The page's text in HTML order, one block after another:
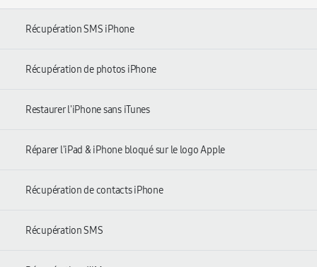
Récupération SMS iPhone
Récupération de photos iPhone
Restaurer l'iPhone sans iTunes
Réparer l'iPad & iPhone bloqué sur le logo Apple
Récupération de contacts iPhone
Récupération SMS